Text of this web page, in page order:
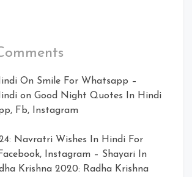
On Smile For Whatsapp –
on Good Night Quotes In Hindi
Fb, Instagram
Navratri Wishes In Hindi For
Instagram – Shayari In
Krishna 2020: Radha Krishna